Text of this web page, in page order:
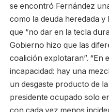
se encontró Fernández
como la deuda heredada
que “no dar en la tecla
Gobierno hizo que las
coalición explotaran”. “En
incapacidad: hay una
un desgaste producto de
presidente ocupado solo
con cada vez menos